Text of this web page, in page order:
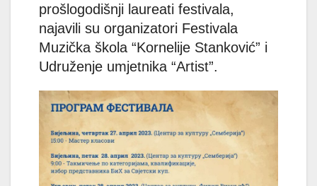
prošlogodišnji laureati festivala,
najavili su organizatori Festivala
Muzička škola “Kornelije Stanković” i
Udruženje umjetnika “Artist”.